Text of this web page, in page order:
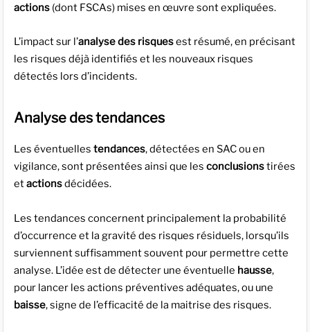
actions(dont FSCAs) mises en œuvre sont expliquées.
L’impact sur l’analyse des risquesest résumé, en précisant
les risques déjà identifiés et les nouveaux risques
détectés lors d’incidents.
Analyse des tendances
Les éventuelles tendances, détectées en SAC ou en
vigilance, sont présentées ainsi que les conclusionstirées
etactionsdécidées.
Les tendances concernent principalement la probabilité
d’occurrence et la gravité des risques résiduels, lorsqu’ils
surviennent suffisamment souvent pour permettre cette
analyse. L’idée est de détecter une éventuelle hausse,
pour lancer les actions préventives adéquates, ou une
baisse, signe de l’efficacité de la maitrise des risques.